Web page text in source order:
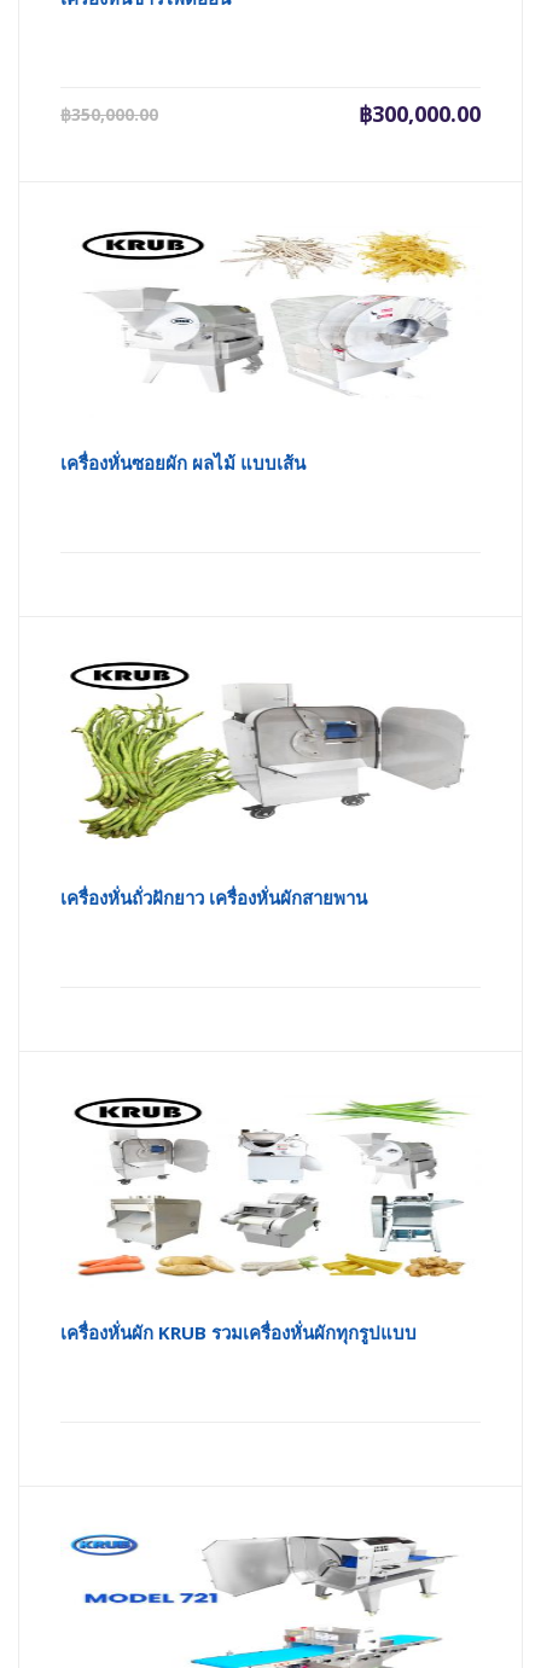
฿350,000.00 ฿300,000.00
Current
เครื่องหั่นซอยผัก ผลไม้ แบบเส้น
เครื่องหั่นถั่วฝักยาว เครื่องหั่นผักสายพาน
เครื่องหั่นผัก KRUB รวมเครื่องหั่นผักทุกรูปแบบ